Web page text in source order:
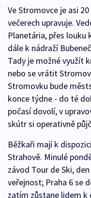
Ve Stromovce je asi
večerech upravuje.
Planetária, přes louku
dále k nádraží
Tady je možné využít
nebo se vrátit
Stromovku bude
konce týdne - do té
počasí dovolí, v
skútr si operativně
Běžkaři mají k
Strahově. Minulé
závod Tour de Ski,
veřejnost; Praha 6 se
zatím zůstane lidem k